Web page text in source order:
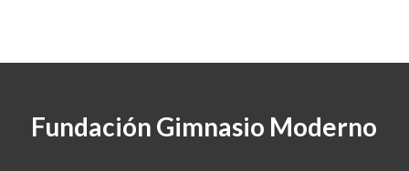
Fundación Gimnasio Moderno